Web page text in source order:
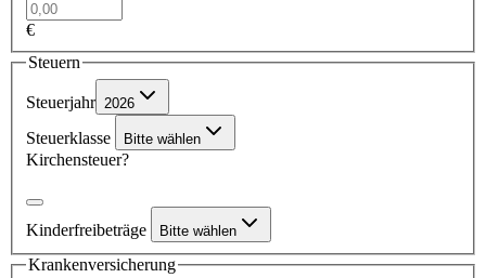
€
Steuern
Steuerjahr 2026
Steuerklasse Bitte wählen
Kirchensteuer?
Kinderfreibeträge Bitte wählen
Krankenversicherung